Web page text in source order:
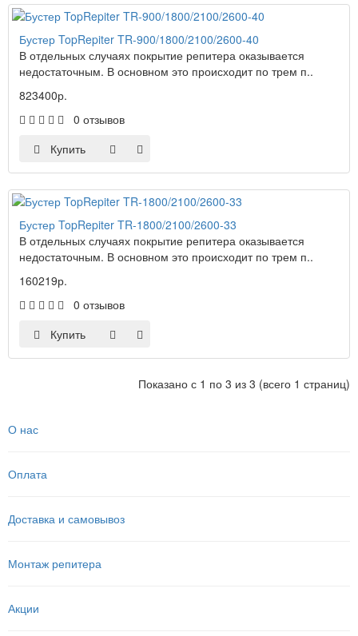
Бустер TopRepiter TR-900/1800/2100/2600-40
В отдельных случаях покрытие репитера оказывается
недостаточным. В основном это происходит по трем п..
823400р.
0 отзывов
Купить
Бустер TopRepiter TR-1800/2100/2600-33
В отдельных случаях покрытие репитера оказывается
недостаточным. В основном это происходит по трем п..
160219р.
0 отзывов
Купить
Показано с 1 по 3 из 3 (всего 1 страниц)
О нас
Оплата
Доставка и самовывоз
Монтаж репитера
Акции